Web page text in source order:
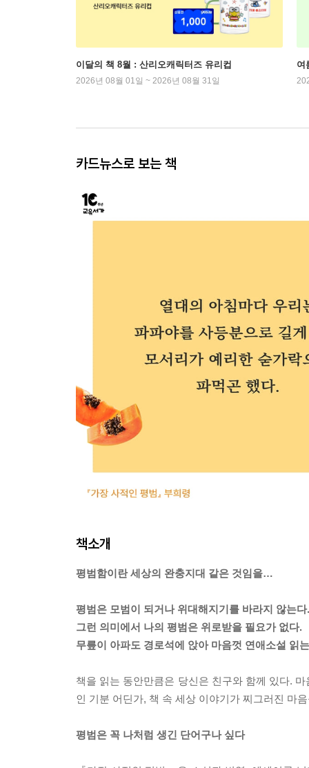
이달의 책 8월 : 산리오캐릭터즈 유리컵
2026년 08월 01일 ~ 2026년 08월 31일
여
카드뉴스로 보는 책
책소개
평범함이란 세상의 완충지대 같은 것임을…
평범은 모범이 되거나 위대해지기를 바라지 않는다.
그런 의미에서 나의 평범은 위로받을 필요가 없다.
무릎이 아파도 경로석에 앉아 마음껏 연애소설 읽
책을 읽는 동안만큼은 당신은 친구와 함께 있다.
인 기분 어딘가, 책 속 세상 이야기가 찌그러진 마
평범은 꼭 나처럼 생긴 단어구나 싶다